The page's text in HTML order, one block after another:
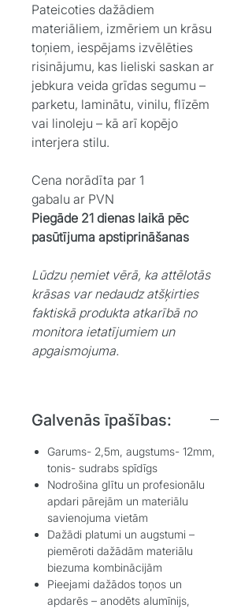
Pateicoties dažādiem
materiāliem, izmēriem un krāsu
toņiem, iespējams izvēlēties
risinājumu, kas lieliski saskan ar
jebkura veida grīdas segumu –
parketu, laminātu, vinilu, flīzēm
vai linoleju – kā arī kopējo
interjera stilu.
Cena norādīta par 1
gabalu ar PVN
Piegāde 21 dienas laikā pēc
pasūtījuma apstiprināšanas
Lūdzu ņemiet vērā, ka attēlotās
krāsas var nedaudz atšķirties
faktiskā produkta atkarībā no
monitora ietatījumiem un
apgaismojuma.
Galvenās īpašības:
Garums- 2,5m, augstums- 12mm,
tonis- sudrabs spīdīgs
Nodrošina glītu un profesionālu
apdari pārejām un materiālu
savienojuma vietām
Dažādi platumi un augstumi –
piemēroti dažādām materiālu
biezuma kombinācijām
Pieejami dažādos toņos un
apdarēs – anodēts alumīnijs,